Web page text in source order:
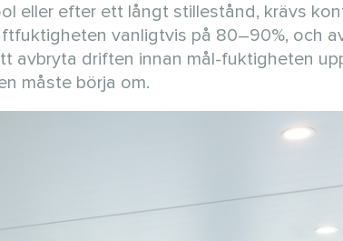
eller efter ett långt stillestånd, krävs
vanligtvis på 80–90%, och
avbryta driften innan mål-fuktigheten
måste börja om.